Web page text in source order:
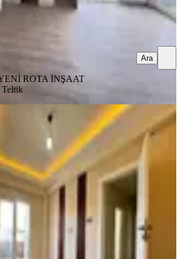
ROTA İNŞAAT
Teltik
Ara
Rota'dan Emniyet Müdürlüğü
Lüx 2+1 Kiralık Daire
Bahçeli Evler Mahallesi
90 m²·3. Kat 31.07.2026
₺19.500 ₺
EMLAK